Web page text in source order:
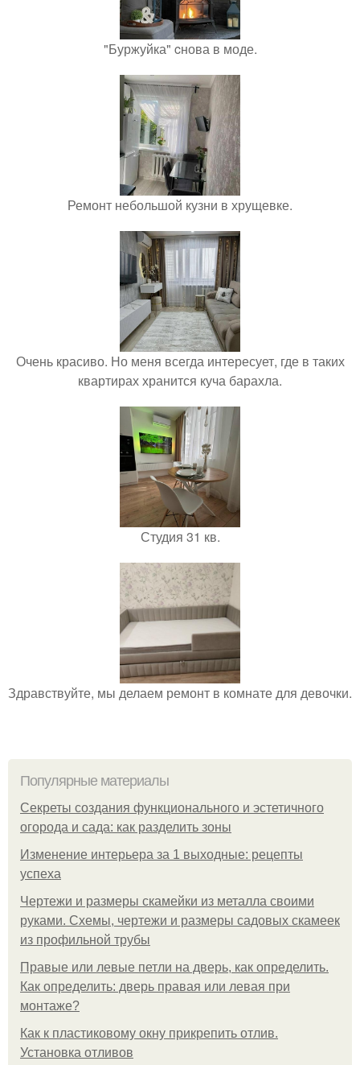
"Буржуйка" cнова в моде.
Ремонт небольшой кузни в хрущевке.
Очень красиво. Но меня всегда интересует, где в таких
квартирах хранится куча барахла.
Студия 31 кв.
Здравствуйте, мы делаем ремонт в комнате для девочки.
Популярные материалы
Секреты создания функционального и эстетичного
огорода и сада: как разделить зоны
Изменение интерьера за 1 выходные: рецепты
успеха
Чертежи и размеры скамейки из металла своими
руками. Схемы, чертежи и размеры садовых скамеек
из профильной трубы
Правые или левые петли на дверь, как определить.
Как определить: дверь правая или левая при
монтаже?
Как к пластиковому окну прикрепить отлив.
Установка отливов